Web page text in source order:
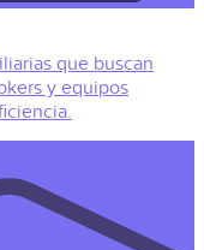
que buscan
y equipos